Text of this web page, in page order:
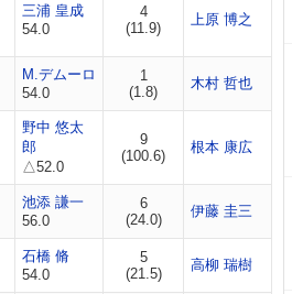
三浦 皇成
54.0
4
(11.9)
上原 博之
M.デムーロ
54.0
1
(1.8)
木村 哲也
野中 悠太
郎
△52.0
9
(100.6)
根本 康広
池添 謙一
56.0
6
(24.0)
伊藤 圭三
石橋 脩
54.0
5
(21.5)
高柳 瑞樹